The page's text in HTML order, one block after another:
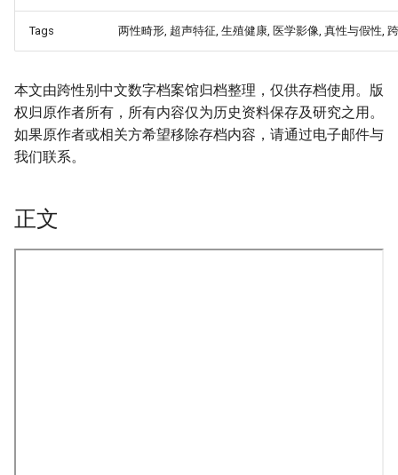
Tags 两性畸形, 超声特征, 生殖健康, 医学影像, 真性与假性,
本文由跨性别中文数字档案馆归档整理，仅供存档使用。版
权归原作者所有，所有内容仅为历史资料保存及研究之用。
如果原作者或相关方希望移除存档内容，请通过电子邮件与
我们联系。
正文